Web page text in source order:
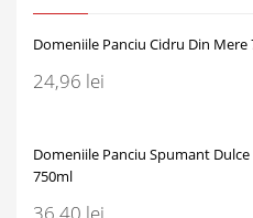
Domeniile Panciu Cidru Din Mere
24,96 lei
Domeniile Panciu Spumant
750ml